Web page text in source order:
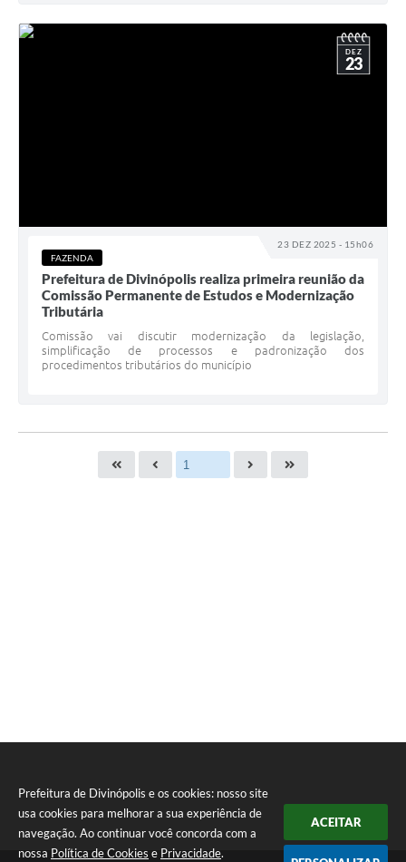
Prefeitura de Divinópolis e os cookies: nosso site
usa cookies para melhorar a sua experiência de
navegação. Ao continuar você concorda com a
nossa Política de Cookies e Privacidade.
ACEITAR
23 DEZ 2025 - 15h06
DEZ
23
FAZENDA
Prefeitura de Divinópolis realiza primeira reunião da
Comissão Permanente de Estudos e Modernização
Tributária
Comissão vai discutir modernização da legislação,
simplificação de processos e padronização dos
procedimentos tributários do município